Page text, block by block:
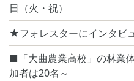
日（火・祝）
★フォレスターにインタビ
■「大曲農業高校」の林業
加者は20名～